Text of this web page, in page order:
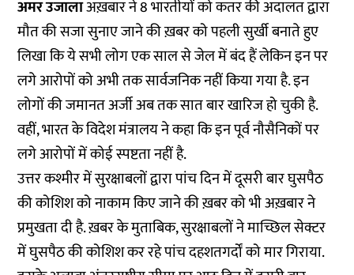
अमर उजालाअख़बार ने 8 भारतीयों को कतर की अदालत द्वारा
मौत की सजा सुनाए जाने की ख़बर को पहली सुर्खी बनाते हुए
लिखा कि ये सभी लोग एक साल से जेल में बंद हैं लेकिन इन पर
लगे आरोपों को अभी तक सार्वजनिक नहीं किया गया है. इन
लोगों की जमानत अर्जी अब तक सात बार खारिज हो चुकी है.
वहीं, भारत के विदेश मंत्रालय ने कहा कि इन पूर्व नौसैनिकों पर
लगे आरोपों में कोई स्पष्टता नहीं है.
उत्तर कश्मीर में सुरक्षाबलों द्वारा पांच दिन में दूसरी बार घुसपैठ
की कोशिश को नाकाम किए जाने की ख़बर को भी अख़बार ने
प्रमुखता दी है. ख़बर के मुताबिक, सुरक्षाबलों ने माच्छिल सेक्टर
में घुसपैठ की कोशिश कर रहे पांच दहशतगर्दों को मार गिराया.